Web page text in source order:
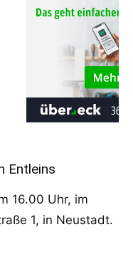
Entleins
16.00 Uhr, im
1, in Neustadt.